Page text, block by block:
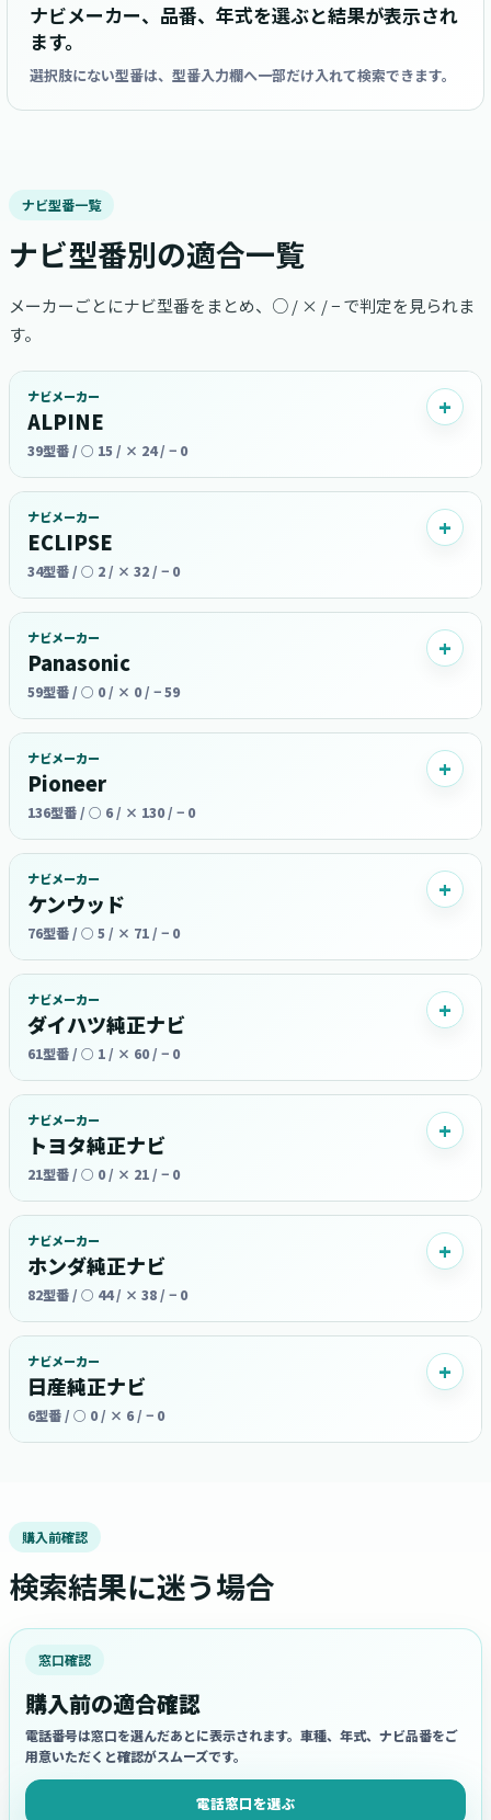
ナビメーカー、品番、年式を選ぶと結果が表示され
ます。
選択肢にない型番は、型番入力欄へ一部だけ入れて検索できます。
ナビ型番一覧
ナビ型番別の適合一覧
メーカーごとにナビ型番をまとめ、○ / × / − で判定を見られま
す。
ナビメーカー
ALPINE
39型番 / ○ 15 / × 24 / − 0
ナビメーカー
ECLIPSE
34型番 / ○ 2 / × 32 / − 0
ナビメーカー
Panasonic
59型番 / ○ 0 / × 0 / − 59
ナビメーカー
Pioneer
136型番 / ○ 6 / × 130 / − 0
ナビメーカー
ケンウッド
76型番 / ○ 5 / × 71 / − 0
ナビメーカー
ダイハツ純正ナビ
61型番 / ○ 1 / × 60 / − 0
ナビメーカー
トヨタ純正ナビ
21型番 / ○ 0 / × 21 / − 0
ナビメーカー
ホンダ純正ナビ
82型番 / ○ 44 / × 38 / − 0
ナビメーカー
日産純正ナビ
6型番 / ○ 0 / × 6 / − 0
購入前確認
検索結果に迷う場合
窓口確認
購入前の適合確認
電話番号は窓口を選んだあとに表示されます。車種、年式、ナビ品番をご
用意いただくと確認がスムーズです。
電話窓口を選ぶ